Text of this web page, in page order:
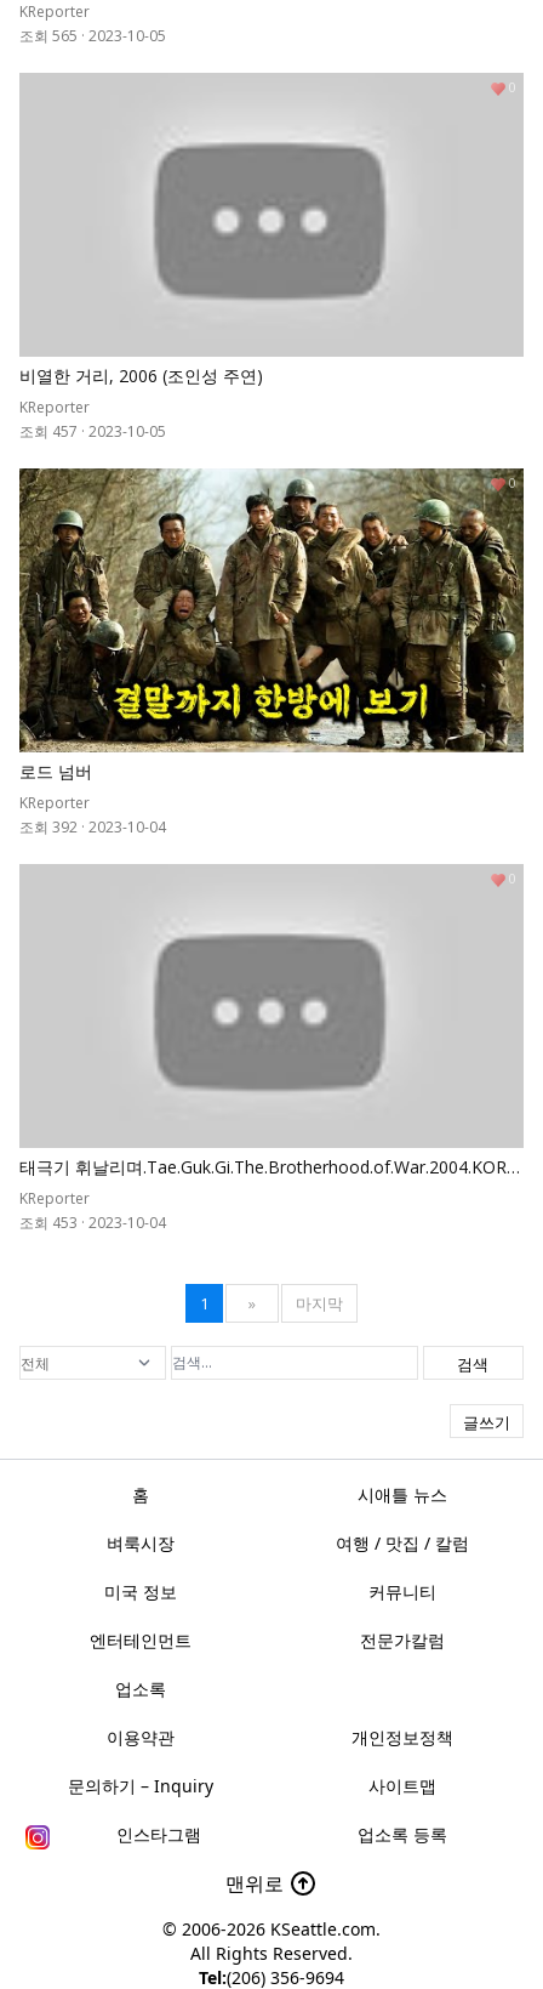
KReporter
조회 565 · 2023-10-05
비열한 거리, 2006 (조인성 주연)
KReporter
조회 457 · 2023-10-05
0
로드 넘버
KReporter
조회 392 · 2023-10-04
0
태극기 휘날리며.Tae.Guk.Gi.The.Brotherhood.of.War.2004.KORE
AN.REMASTERED.1080p
KReporter
조회 453 · 2023-10-04
0
1 » 마지막
검색
글쓰기
홈 시애틀 뉴스
벼룩시장 여행 / 맛집 / 칼럼
미국 정보 커뮤니티
엔터테인먼트 전문가칼럼
업소록
이용약관 개인정보정책
문의하기 – Inquiry 사이트맵
인스타그램 업소록 등록
맨위로
© 2006-2026 KSeattle.com.
All Rights Reserved.
Tel:(206) 356-9694